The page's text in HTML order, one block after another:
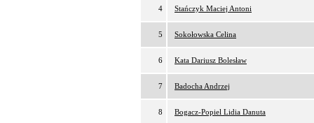
4 Stańczyk Maciej Antoni
5 Sokołowska Celina
6 Kata Dariusz Bolesław
7 Badocha Andrzej
8 Bogacz-Popiel Lidia Danuta